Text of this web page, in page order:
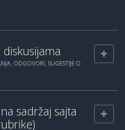
ODGOVORI, SUGESTIJE O
sadržaj sajta